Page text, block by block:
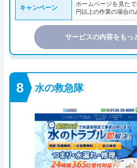
キャンペーン
ホームページを見た
円以上の作業の場合の
サービスの内容をもっ
水の救急隊